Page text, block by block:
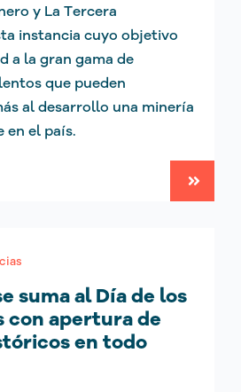
y La Tercera
instancia cuyo objetivo
a la gran gama de
que pueden
al desarrollo una minería
en el país.
suma al Día de los
con apertura de
en todo